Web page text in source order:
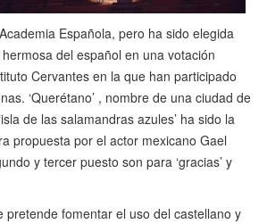
Española, pero ha sido elegida
del español en una votación
Cervantes en la que han participado
‘Querétano’ , nombre de una ciudad de
de las salamandras azules’ ha sido la
propuesta por el actor mexicano Gael
y tercer puesto son para ‘gracias’ y
pretende fomentar el uso del castellano y